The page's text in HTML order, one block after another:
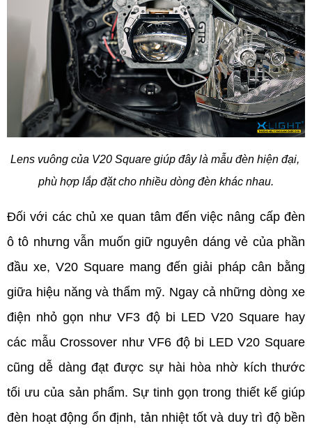
Lens vuông của V20 Square giúp đây là mẫu đèn hiện đại,
phù hợp lắp đặt cho nhiều dòng đèn khác nhau.
Đối với các chủ xe quan tâm đến việc nâng cấp đèn
ô tô nhưng vẫn muốn giữ nguyên dáng vẻ của phần
đầu xe, V20 Square mang đến giải pháp cân bằng
giữa hiệu năng và thẩm mỹ. Ngay cả những dòng xe
điện nhỏ gọn như VF3 độ bi LED V20 Square hay
các mẫu Crossover như VF6 độ bi LED V20 Square
cũng dễ dàng đạt được sự hài hòa nhờ kích thước
tối ưu của sản phẩm. Sự tinh gọn trong thiết kế giúp
đèn hoạt động ổn định, tản nhiệt tốt và duy trì độ bền